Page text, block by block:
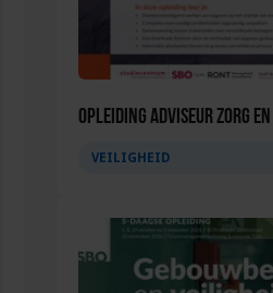
Opleiding Adviseur zorg
VEILIGHEID